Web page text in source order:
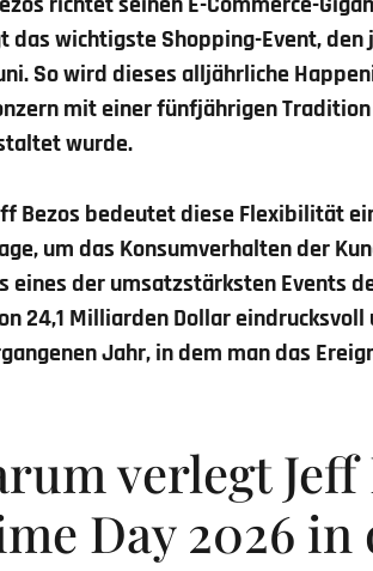
das wichtigste Shopping-Event, den
So wird dieses alljährliche
mit einer fünfjährigen
wurde.
Bezos bedeutet diese Flexibilität
um das Konsumverhalten der
eines der umsatzstärksten Events
24,1 Milliarden Dollar
Jahr, in dem man das
verlegt Jeff
Day 2026 in